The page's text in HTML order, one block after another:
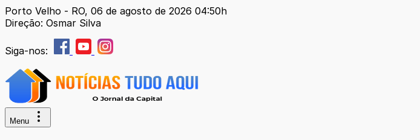
Porto Velho - RO, 06 de agosto de 2026 04:50h
Direção: Osmar Silva
Siga-nos:
Menu